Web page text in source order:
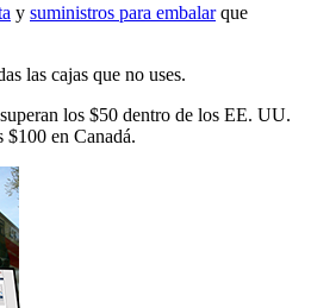
y suministros para embalarque
las cajas que no uses.
los $50 dentro de los EE. UU.
$100 en Canadá.